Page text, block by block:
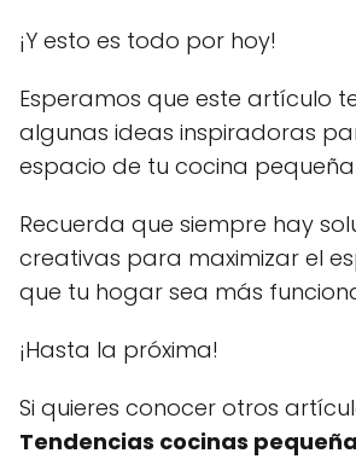
¡Y esto es todo por hoy!
Esperamos que este artículo
algunas ideas inspiradoras
espacio de tu cocina pequeña
Recuerda que siempre hay
creativas para maximizar el
que tu hogar sea más
¡Hasta la próxima!
Si quieres conocer otros
Tendencias cocinas